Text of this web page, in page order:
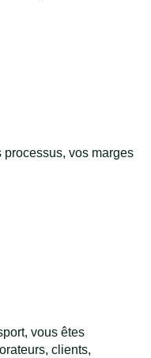
processus, vos marges
vous êtes
clients,